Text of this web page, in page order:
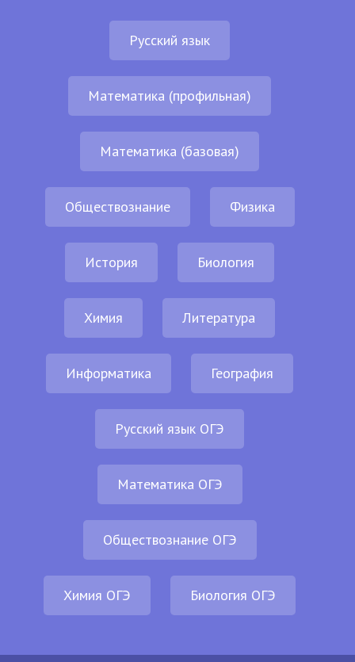
Русский язык
Математика (профильная)
Математика (базовая)
Обществознание Физика
История Биология
Химия Литература
Информатика География
Русский язык ОГЭ
Математика ОГЭ
Обществознание ОГЭ
Химия ОГЭ Биология ОГЭ